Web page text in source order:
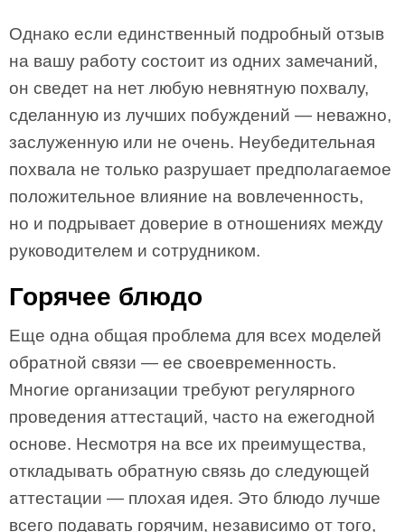
Однако если единственный подробный отзыв
на вашу работу состоит из одних замечаний,
он сведет на нет любую невнятную похвалу,
сделанную из лучших побуждений — неважно,
заслуженную или не очень. Неубедительная
похвала не только разрушает предполагаемое
положительное влияние на вовлеченность,
но и подрывает доверие в отношениях между
руководителем и сотрудником.
Горячее блюдо
Еще одна общая проблема для всех моделей
обратной связи — ее своевременность.
Многие организации требуют регулярного
проведения аттестаций, часто на ежегодной
основе. Несмотря на все их преимущества,
откладывать обратную связь до следующей
аттестации — плохая идея. Это блюдо лучше
всего подавать горячим, независимо от того,